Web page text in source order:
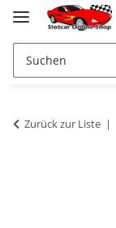
Zurück zur Liste